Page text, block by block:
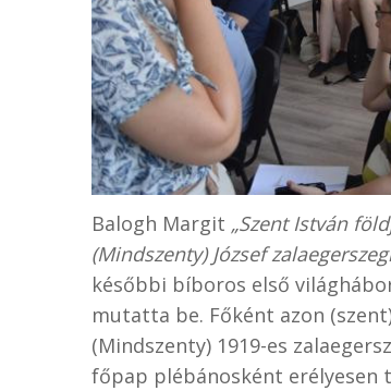
Balogh Margit „Szent István
(Mindszenty) József
későbbi bíboros első
mutatta be. Főként azon
(Mindszenty) 1919-es
főpap plébánosként